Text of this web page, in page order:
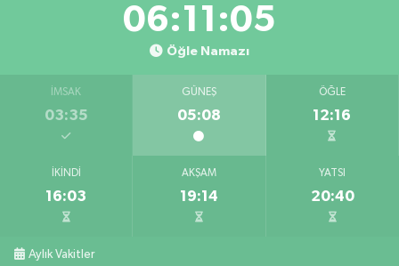
06:11:04
Öğle Namazı
İMSAK
03:35
GÜNEŞ
05:08
ÖĞLE
12:16
İKINDI
16:03
AKŞAM
19:14
YATSI
20:40
Aylık Vakitler